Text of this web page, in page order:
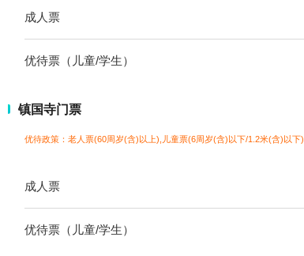
成人票
优待票（儿童/学生）
镇国寺门票
优待政策：老人票(60周岁(含)以上),儿童票(6周岁(含)以下/1.2米(含)以下)
成人票
优待票（儿童/学生）